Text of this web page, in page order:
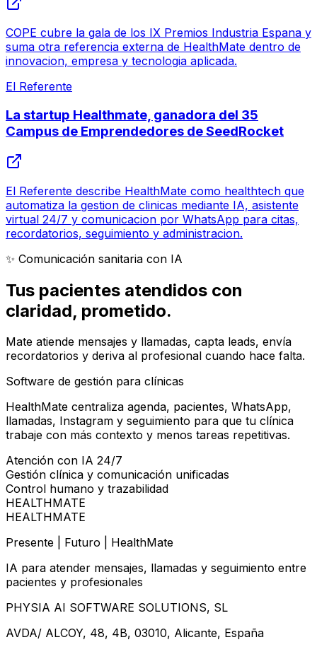
COPE cubre la gala de los IX Premios Industria Espana y
suma otra referencia externa de HealthMate dentro de
innovacion, empresa y tecnologia aplicada.
El Referente
La startup Healthmate, ganadora del 35
Campus de Emprendedores de SeedRocket
El Referente describe HealthMate como healthtech que
automatiza la gestion de clinicas mediante IA, asistente
virtual 24/7 y comunicacion por WhatsApp para citas,
recordatorios, seguimiento y administracion.
✨ Comunicación sanitaria con IA
Tus pacientes atendidos con
claridad, prometido.
Mate atiende mensajes y llamadas, capta leads, envía
recordatorios y deriva al profesional cuando hace falta.
Software de gestión para clínicas
HealthMate centraliza agenda, pacientes, WhatsApp,
llamadas, Instagram y seguimiento para que tu clínica
trabaje con más contexto y menos tareas repetitivas.
Atención con IA 24/7
Gestión clínica y comunicación unificadas
Control humano y trazabilidad
HEALTHMATE
HEALTHMATE
Presente | Futuro | HealthMate
IA para atender mensajes, llamadas y seguimiento entre
pacientes y profesionales
PHYSIA AI SOFTWARE SOLUTIONS, SL
AVDA/ ALCOY, 48, 4B, 03010, Alicante, España